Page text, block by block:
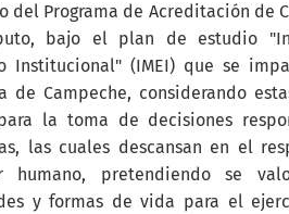
del Programa de Acreditación de
bajo el plan de estudio
Institucional" (IMEI) que se
de Campeche, considerando
la toma de decisiones
las cuales descansan en el
humano, pretendiendo se
y formas de vida para el